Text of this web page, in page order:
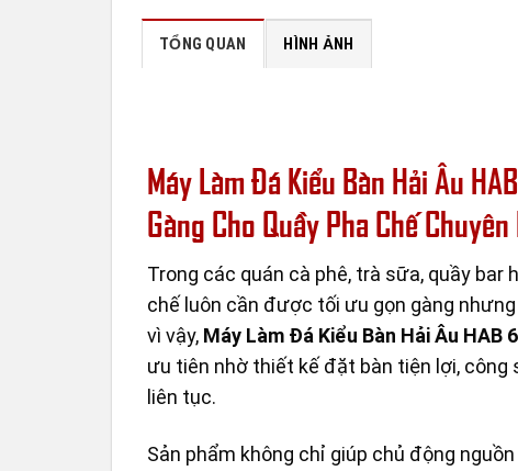
TỔNG QUAN HÌNH ẢNH
Máy Làm Đá Kiểu Bàn Hải Âu
Gàng Cho Quầy Pha Chế
Trong các quán cà phê, trà sữa, quầy bar
chế luôn cần được tối ưu gọn gàng
vì vậy, Máy Làm Đá Kiểu Bàn Hải Âu HAB
ưu tiên nhờ thiết kế đặt bàn tiện lợi,
liên tục.
Sản phẩm không chỉ giúp chủ động